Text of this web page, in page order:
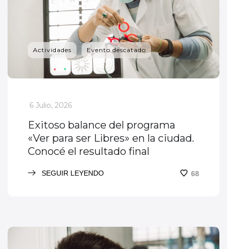
Actividades Evento descatado
_
6 Julio, 2026
Exitoso balance del programa
«Ver para ser Libres» en la ciudad.
Conocé el resultado final
SEGUIR LEYENDO 68